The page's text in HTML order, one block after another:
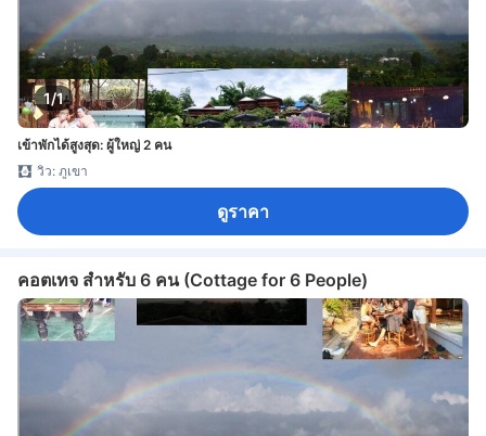
1/1
เข้าพักได้สูงสุด: ผู้ใหญ่ 2 คน
วิว: ภูเขา
ดูราคา
คอตเทจ สำหรับ 6 คน (Cottage for 6 People)